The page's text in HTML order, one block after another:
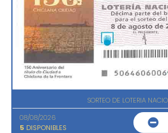
SORTEO DE LOTERIA
08/08/2026
5 DISPONIBLES